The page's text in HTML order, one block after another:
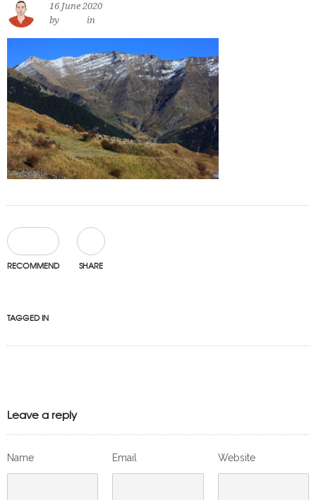
16 June 2020
by
in
RECOMMEND SHARE
TAGGED IN
Leave a reply
Name Email Website